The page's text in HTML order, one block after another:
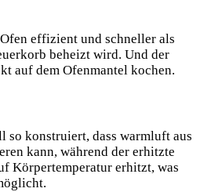
effizient und schneller als
beheizt wird. Und der
auf dem Ofenmantel kochen.
so konstruiert, dass warmluft aus
kann, während der erhitzte
Körpertemperatur erhitzt, was